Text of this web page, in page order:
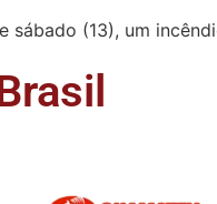
sábado (13), um